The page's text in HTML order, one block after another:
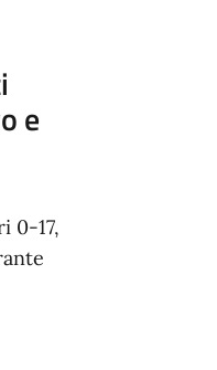
e
0-17,